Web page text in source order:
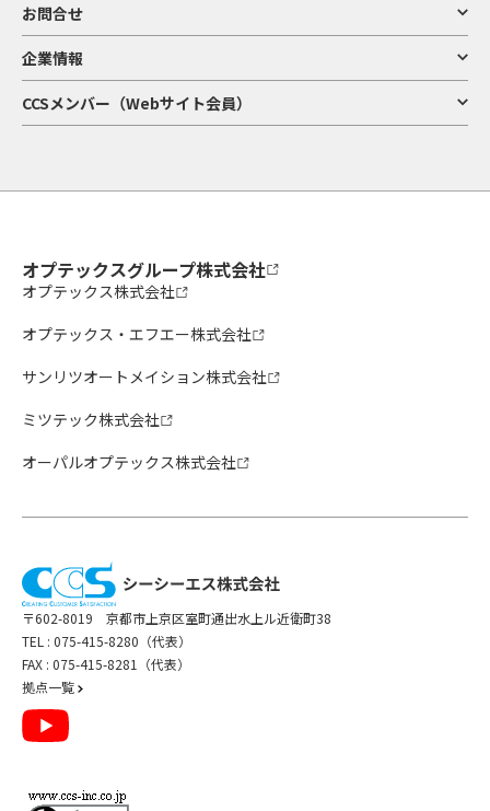
お問合せ
企業情報
CCSメンバー（Webサイト会員）
オプテックスグループ株式会社
オプテックス株式会社
オプテックス・エフエー株式会社
サンリツオートメイション株式会社
ミツテック株式会社
オーパルオプテックス株式会社
〒602-8019 京都市上京区室町通出水上ル近衛町38
TEL : 075-415-8280（代表）
FAX : 075-415-8281（代表）
拠点一覧